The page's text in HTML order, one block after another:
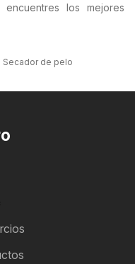
los mejores
Secador de pelo